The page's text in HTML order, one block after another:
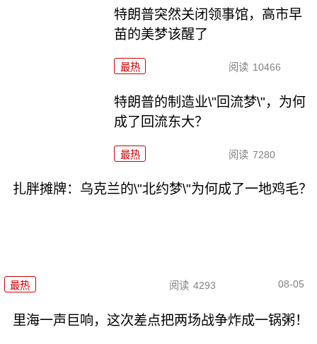
特朗普突然关闭领事馆，高市早
苗的美梦该醒了
最热 阅读 10466
特朗普的制造业\"回流梦\"，为何
成了回流东大？
最热 阅读 7280
扎胖摊牌：乌克兰的\"北约梦\"为何成了一地鸡毛？
最热 阅读 4293 08-05
里海一声巨响，这次差点把两场战争炸成一锅粥！